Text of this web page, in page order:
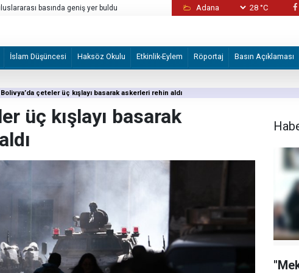
basında geniş yer buldu Bunlar normal değil! 28 °C
İslam Düşüncesi Haksöz Okulu Etkinlik-Eylem Röportaj Basın Açıklaması
Bolivya’da çeteler üç kışlayı basarak askerleri rehin aldı
üç kışlayı basarak